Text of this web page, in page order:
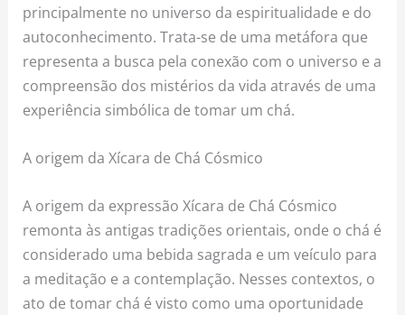
principalmente no universo da espiritualidade e do
autoconhecimento. Trata-se de uma metáfora que
representa a busca pela conexão com o universo e a
compreensão dos mistérios da vida através de uma
experiência simbólica de tomar um chá.
A origem da Xícara de Chá Cósmico
A origem da expressão Xícara de Chá Cósmico
remonta às antigas tradições orientais, onde o chá é
considerado uma bebida sagrada e um veículo para
a meditação e a contemplação. Nesses contextos, o
ato de tomar chá é visto como uma oportunidade